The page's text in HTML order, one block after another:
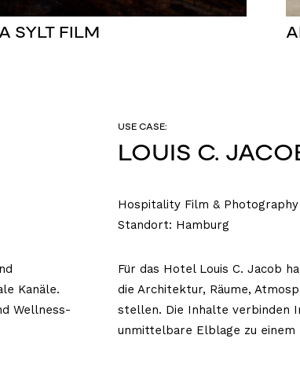
SYLT FILM
Kanäle.
Wellness-
USE CASE:
LOUIS C.
Hospitality Film & Photography
Standort: Hamburg
Für das Hotel Louis C. Jacob
die Architektur, Räume,
stellen. Die Inhalte verbinden
unmittelbare Elblage zu